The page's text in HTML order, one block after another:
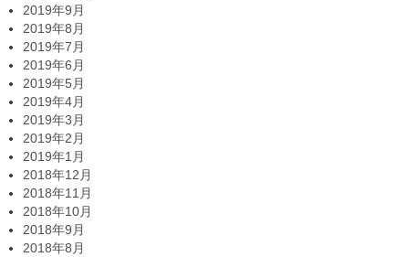
2019年9月
2019年8月
2019年7月
2019年6月
2019年5月
2019年4月
2019年3月
2019年2月
2019年1月
2018年12月
2018年11月
2018年10月
2018年9月
2018年8月